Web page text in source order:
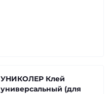
УНИКОЛЕР Клей
универсальный (для